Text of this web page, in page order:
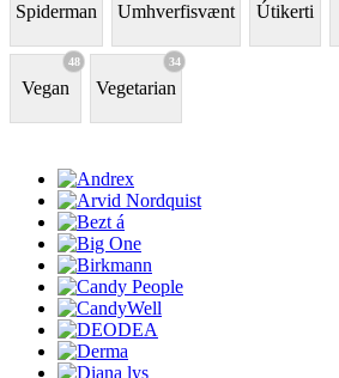
Spiderman Umhverfisvænt Útikerti
48
Vegan
34
Vegetarian